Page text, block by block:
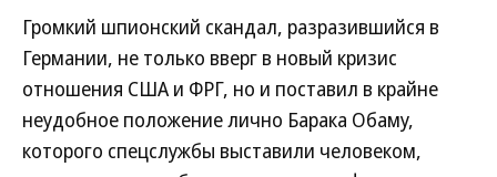
Громкий шпионский скандал, разразившийся в
Германии, не только вверг в новый кризис
отношения США и ФРГ, но и поставил в крайне
неудобное положение лично Барака Обаму,
которого спецслужбы выставили человеком,